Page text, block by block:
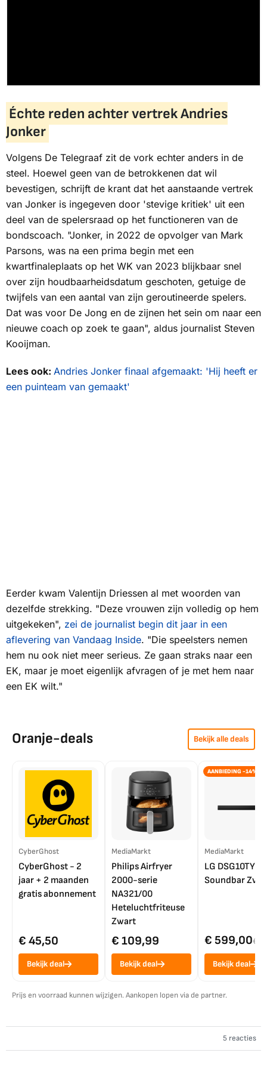
Échte reden achter vertrek Andries
Jonker
Volgens De Telegraaf zit de vork echter anders in de
steel. Hoewel geen van de betrokkenen dat wil
bevestigen, schrijft de krant dat het aanstaande vertrek
van Jonker is ingegeven door 'stevige kritiek' uit een
deel van de spelersraad op het functioneren van de
bondscoach. "Jonker, in 2022 de opvolger van Mark
Parsons, was na een prima begin met een
kwartfinaleplaats op het WK van 2023 blijkbaar snel
over zijn houdbaarheidsdatum geschoten, getuige de
twijfels van een aantal van zijn geroutineerde spelers.
Dat was voor De Jong en de zijnen het sein om naar een
nieuwe coach op zoek te gaan", aldus journalist Steven
Kooijman.
Lees ook: Andries Jonker finaal afgemaakt: 'Hij heeft er
een puinteam van gemaakt'
Eerder kwam Valentijn Driessen al met woorden van
dezelfde strekking. "Deze vrouwen zijn volledig op hem
uitgekeken", zei de journalist begin dit jaar in een
aflevering van Vandaag Inside. "Die speelsters nemen
hem nu ook niet meer serieus. Ze gaan straks naar een
EK, maar je moet eigenlijk afvragen of je met hem naar
een EK wilt."
Oranje-deals Bekijk alle deals
CyberGhost
CyberGhost - 2
jaar + 2 maanden
gratis abonnement
€ 45,50
Bekijk deal
MediaMarkt
Philips Airfryer
2000-serie
NA321/00
Heteluchtfriteuse
Zwart
€ 109,99
Bekijk deal
AANBIEDING -14%
MediaMarkt
LG DSG10TY
Soundbar
€ 599,00€
Bekijk deal
Prijs en voorraad kunnen wijzigen. Aankopen lopen via de partner.
5 reacties